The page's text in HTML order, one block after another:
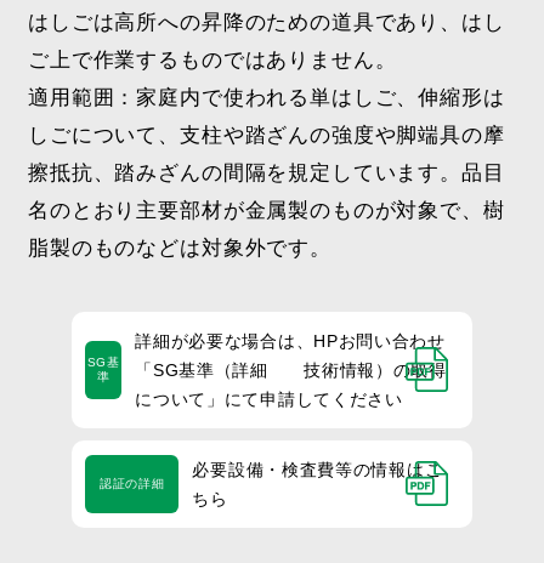
はしごは高所への昇降のための道具であり、はし
ご上で作業するものではありません。
適用範囲：家庭内で使われる単はしご、伸縮形は
しごについて、支柱や踏ざんの強度や脚端具の摩
擦抵抗、踏みざんの間隔を規定しています。品目
名のとおり主要部材が金属製のものが対象で、樹
脂製のものなどは対象外です。
SG基
準
詳細が必要な場合は、HPお問い合わせ
「SG基準（詳細 技術情報）の取得
について」にて申請してください
認証の詳細
必要設備・検査費等の情報はこ
ちら